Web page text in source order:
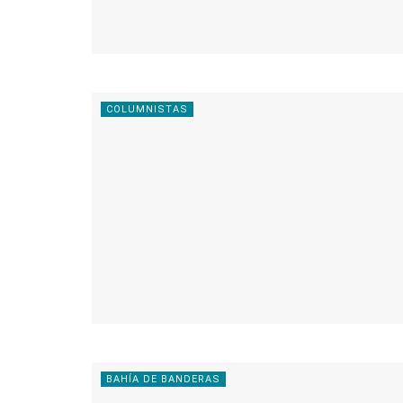
COLUMNISTAS
BAHÍA DE BANDERAS